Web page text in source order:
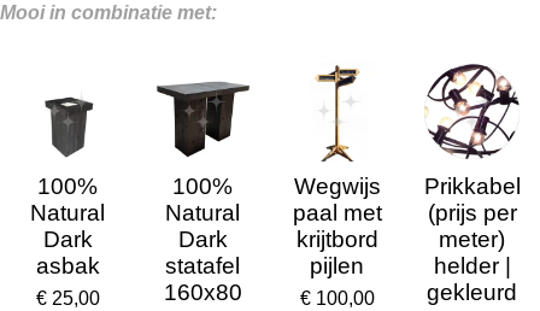
Mooi in combinatie met:
100%
Natural
Dark
asbak
€ 25,00
100%
Natural
Dark
statafel
160x80
Wegwijs
paal met
krijtbord
pijlen
€ 100,00
Prikkabel
(prijs per
meter)
helder |
gekleurd